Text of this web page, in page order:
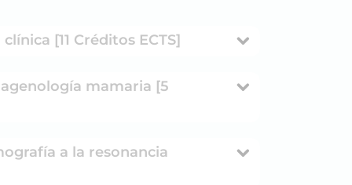
[11 Créditos ECTS]
mamaria [5
a la resonancia